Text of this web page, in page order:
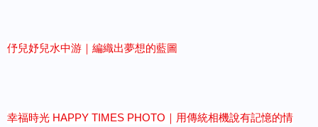
伃兒妤兒水中游｜編織出夢想的藍圖
幸福時光 HAPPY TIMES PHOTO｜用傳統相機說有記憶的情